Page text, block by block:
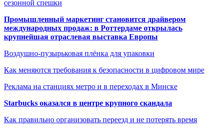
сезонной спешки
Промышленный маркетинг становится драйвером
международных продаж: в Роттердаме открылась
крупнейшая отраслевая выставка Европы
Воздушно-пузырьковая плёнка для упаковки
Как меняются требования к безопасности в цифровом мире
Реклама на станциях метро и в переходах в Минске
Starbucks оказался в центре крупного скандала
Как правильно организовать переезд и не потерять время